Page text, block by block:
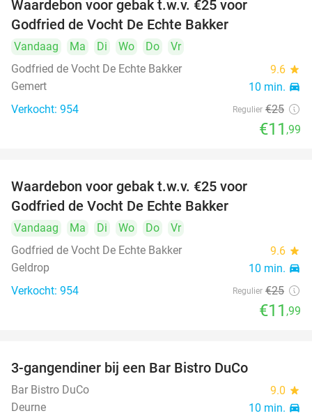
Waardebon voor gebak t.w.v. €25 voor
Godfried de Vocht De Echte Bakker
Vandaag Ma Di Wo Do
Vr
Godfried de Vocht De Echte Bakker
9.6 star
Gemert 10 min. directions_car
Verkocht: 954 Regulier €25
€11 ,99
Waardebon voor gebak t.w.v. €25 voor
Godfried de Vocht De Echte Bakker
Vandaag Ma Di Wo Do
Vr
Godfried de Vocht De Echte Bakker
9.6 star
Geldrop 10 min. directions_car
Verkocht: 954 Regulier €25
€11 ,99
3-gangendiner bij een Bar Bistro DuCo
Bar Bistro DuCo 9.0 star
Deurne 10 min. directions_car